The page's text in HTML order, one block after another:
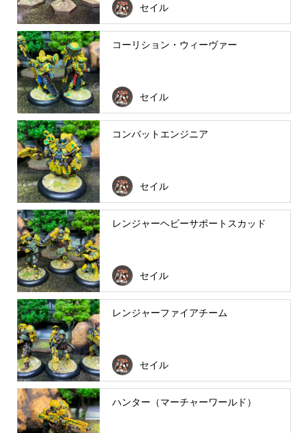
セイル
コーリション・ウィーヴァー
セイル
コンバットエンジニア
セイル
レンジャーヘビーサポートスカッド
セイル
レンジャーファイアチーム
セイル
ハンター（マーチャーワールド）